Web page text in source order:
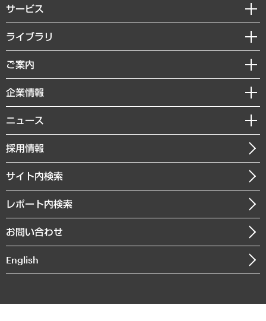
サービス
経営戦略
組織・人事戦略
デジタルイノベーション
共生・ダイバーシティ
GRC（ガバナンス・リスク・コンプライアンス）・防災（政策）
経済・産業・雇用・労働
まちづくり・観光・交通・スポーツ・スマートシティ
自然資源・農林水産業・食料システム
ライブラリ
経済調査
レポート
コラム
経営用語集
受託・受注実績（官公庁関連）
メディア掲載・出演
ご案内
セミナー・イベント情報
MUFGビジネスセミナー
受託案件情報
企業情報
私たちの想い
社長メッセージ
会社概要
沿革
組織図・本部部室紹介
インドネシア現地法人
個人情報保護方針
ニュース
ニュースリリース
お知らせ
採用情報
サイト内検索
レポート内検索
お問い合わせ
English